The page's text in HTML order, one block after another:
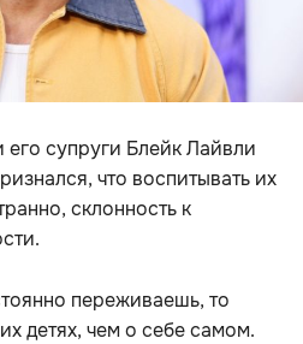
супруги Блейк Лайвли
что воспитывать их
склонность к
переживаешь, то
детях, чем о себе самом.